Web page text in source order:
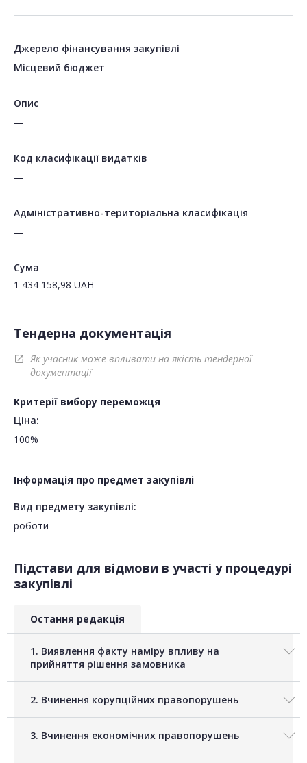
Джерело фінансування закупівлі
Місцевий бюджет
Опис
—
Код класифікації видатків
—
Адміністративно-територіальна класифікація
—
Сума
1 434 158,98 UAH
Тендерна документація
open_in_new
Як учасник може впливати на якість тендерної
документації
Критерії вибору переможця
Ціна:
100%
Інформація про предмет закупівлі
Вид предмету закупівлі:
роботи
Підстави для відмови в участі у процедурі
закупівлі
Остання редакція
1. Виявлення факту наміру впливу на
прийняття рішення замовника
2. Вчинення корупційних правопорушень
3. Вчинення економічних правопорушень